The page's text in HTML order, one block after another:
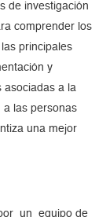
de investigación
comprender los
principales
y
asociadas a la
a las personas
una mejor
un equipo de